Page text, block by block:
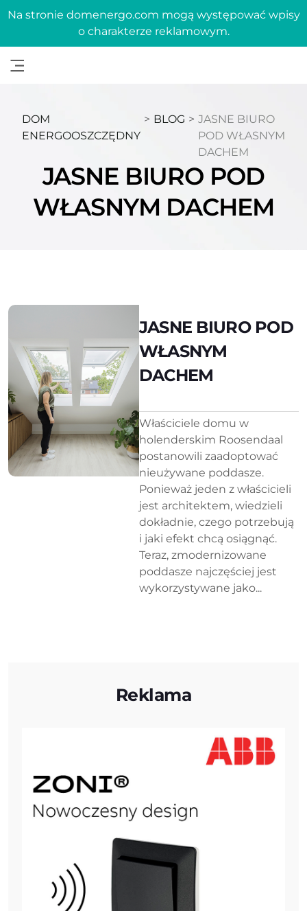
Na stronie domenergo.com mogą występować wpisy
o charakterze reklamowym.
DOM
ENERGOOSZCZĘDNY
> BLOG > JASNE BIURO
POD WŁASNYM
DACHEM
JASNE BIURO POD
WŁASNYM DACHEM
JASNE BIURO POD
WŁASNYM
DACHEM
Właściciele domu w
holenderskim Roosendaal
postanowili zaadoptować
nieużywane poddasze.
Ponieważ jeden z właścicieli
jest architektem, wiedzieli
dokładnie, czego potrzebują
i jaki efekt chcą osiągnąć.
Teraz, zmodernizowane
poddasze najczęściej jest
wykorzystywane jako...
Reklama